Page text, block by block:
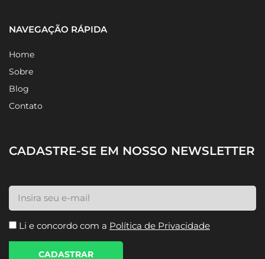
NAVEGAÇÃO RÁPIDA
Home
Sobre
Blog
Contato
CADASTRE-SE EM NOSSO NEWSLETTER
Li e concordo com a Política de Privacidade
CADASTRAR